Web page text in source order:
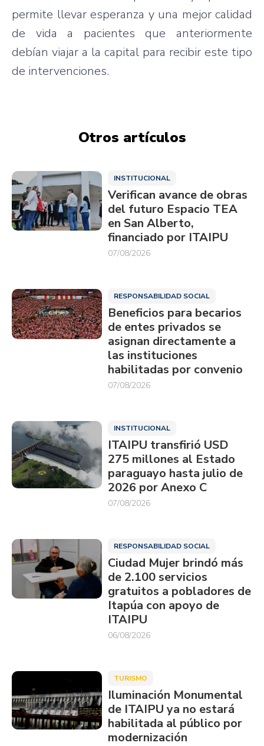
permite llevar esperanza y una mejor calidad
de vida a pacientes que anteriormente
debían viajar a la capital para recibir este tipo
de intervenciones.
Otros artículos
INSTITUCIONAL
Verifican avance de obras
del futuro Espacio TEA
en San Alberto,
financiado por ITAIPU
07/08/2026
RESPONSABILIDAD SOCIAL
Beneficios para becarios
de entes privados se
asignan directamente a
las instituciones
habilitadas por convenio
07/08/2026
INSTITUCIONAL
ITAIPU transfirió USD
275 millones al Estado
paraguayo hasta julio de
2026 por Anexo C
07/08/2026
RESPONSABILIDAD SOCIAL
Ciudad Mujer brindó más
de 2.100 servicios
gratuitos a pobladores de
Itapúa con apoyo de
ITAIPU
06/08/2026
TURISMO
Iluminación Monumental
de ITAIPU ya no estará
habilitada al público por
modernización